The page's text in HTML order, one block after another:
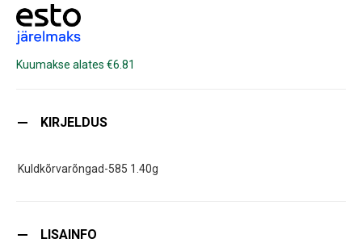
Kuumakse alates €6.81
KIRJELDUS
Kuldkõrvarõngad-585 1.40g
LISAINFO